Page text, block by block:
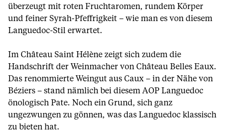
überzeugt mit roten Fruchtaromen, rundem Körper
und feiner Syrah-Pfeffrigkeit – wie man es von diesem
Languedoc-Stil erwartet.
Im Château Saint Hélène zeigt sich zudem die
Handschrift der Weinmacher von Château Belles Eaux.
Das renommierte Weingut aus Caux – in der Nähe von
Béziers – stand nämlich bei diesem AOP Languedoc
önologisch Pate. Noch ein Grund, sich ganz
ungezwungen zu gönnen, was das Languedoc klassisch
zu bieten hat.